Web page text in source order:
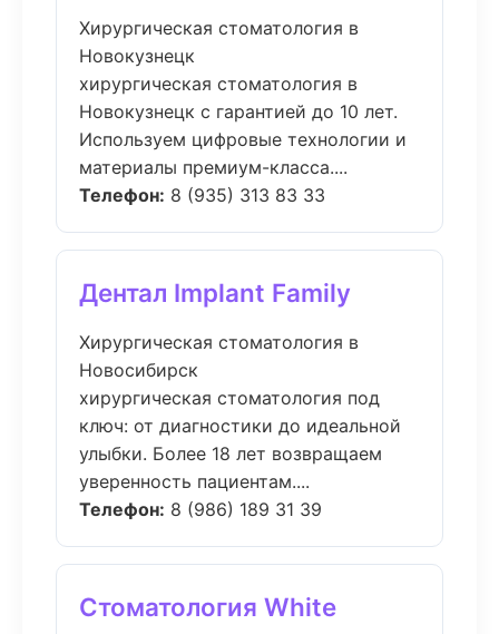
Хирургическая стоматология в
Новокузнецк
хирургическая стоматология в
Новокузнецк с гарантией до 10 лет.
Используем цифровые технологии и
материалы премиум-класса....
Телефон: 8 (935) 313 83 33
Дентал Implant Family
Хирургическая стоматология в
Новосибирск
хирургическая стоматология под
ключ: от диагностики до идеальной
улыбки. Более 18 лет возвращаем
уверенность пациентам....
Телефон: 8 (986) 189 31 39
Стоматология White